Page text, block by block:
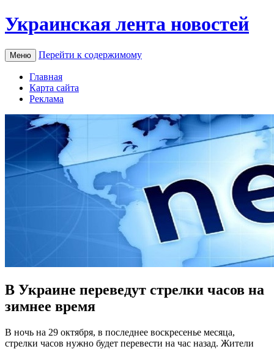
Украинская лента новостей
Меню Перейти к содержимому
Главная
Карта сайта
Реклама
В Украине переведут стрелки часов на
зимнее время
В нoчь на 29 октября, в последнее воскресенье месяца,
стрелки часов нужно будет перевести на час назад. Жители